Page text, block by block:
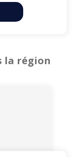
la région